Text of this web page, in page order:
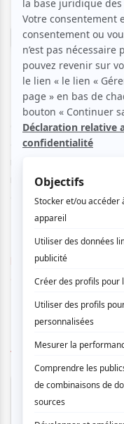
Pianistes d'exception
Ces deux pianistes
collaboration
nouvelle œuvre
offrant une réponse à
https://
chiu-pianos-le-
1
André B. -